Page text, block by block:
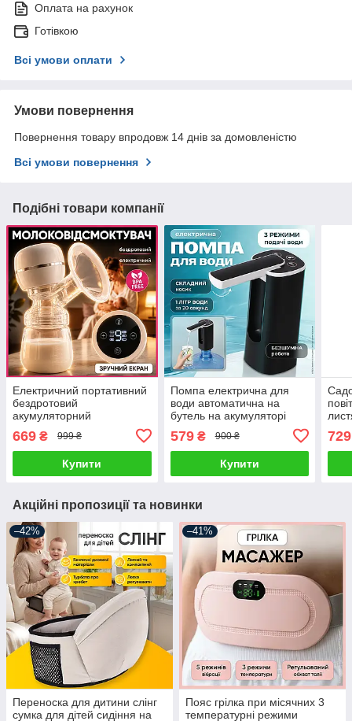
Оплата на рахунок
Готівкою
Всі умови оплати
Умови повернення
Повернення товару впродовж 14 днів за домовленістю
Всі умови повернення
Подібні товари компанії
Електричний портативний
бездротовий
акумуляторний
потужний і надтихий з
акумулятором
молоковідсмоктувач
669 ₴ 999 ₴
Купити
Помпа електрична для
води автоматична на
бутель на акумуляторі
диспенсер 3 режими для
кулера бутля
579₴ 900 ₴
Купити
729
Акційні пропозиції та новинки
–42%
Переноска для дитини слінг
сумка для дітей сидіння на
–41%
Пояс грілка при місячних 3
температурні режими